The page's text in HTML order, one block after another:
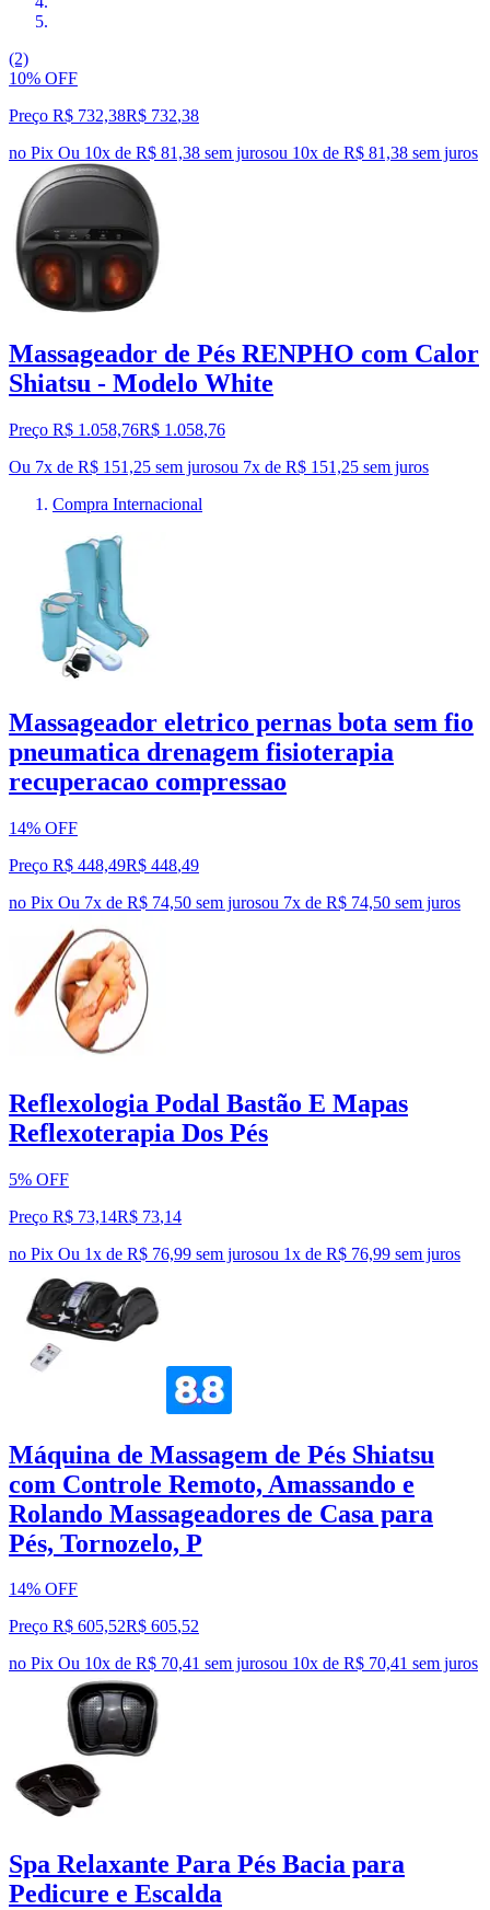
(2)
10% OFF
Preço R$ 732,38R$ 732,38
no Pix Ou 10x de R$ 81,38 sem jurosou 10x de R$ 81,38 sem juros
Massageador de Pés RENPHO com Calor
Shiatsu - Modelo White
Preço R$ 1.058,76R$ 1.058,76
Ou 7x de R$ 151,25 sem jurosou 7x de R$ 151,25 sem juros
Compra Internacional
Massageador eletrico pernas bota sem fio
pneumatica drenagem fisioterapia
recuperacao compressao
14% OFF
Preço R$ 448,49R$ 448,49
no Pix Ou 7x de R$ 74,50 sem jurosou 7x de R$ 74,50 sem juros
Reflexologia Podal Bastão E Mapas
Reflexoterapia Dos Pés
5% OFF
Preço R$ 73,14R$ 73,14
no Pix Ou 1x de R$ 76,99 sem jurosou 1x de R$ 76,99 sem juros
Máquina de Massagem de Pés Shiatsu
com Controle Remoto, Amassando e
Rolando Massageadores de Casa para
Pés, Tornozelo, P
14% OFF
Preço R$ 605,52R$ 605,52
no Pix Ou 10x de R$ 70,41 sem jurosou 10x de R$ 70,41 sem juros
Spa Relaxante Para Pés Bacia para
Pedicure e Escalda